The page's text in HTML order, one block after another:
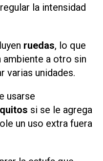
la intensidad
ruedas, lo que
a otro sin
varias unidades.
usarse
si se le agrega
un uso extra fuera